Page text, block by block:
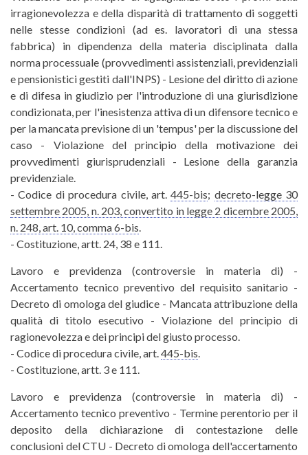
irragionevolezza e della disparità di trattamento di soggetti
nelle stesse condizioni (ad es. lavoratori di una stessa
fabbrica) in dipendenza della materia disciplinata dalla
norma processuale (provvedimenti assistenziali, previdenziali
e pensionistici gestiti dall'INPS) - Lesione del diritto di azione
e di difesa in giudizio per l'introduzione di una giurisdizione
condizionata, per l'inesistenza attiva di un difensore tecnico e
per la mancata previsione di un 'tempus' per la discussione del
caso - Violazione del principio della motivazione dei
provvedimenti giurisprudenziali - Lesione della garanzia
previdenziale.
- Codice di procedura civile, art.445-bis; decreto-legge 30
settembre 2005, n. 203, convertito in legge 2 dicembre 2005,
n. 248, art. 10, comma 6-bis.
- Costituzione, artt. 24, 38 e 111.
Lavoro e previdenza (controversie in materia di) -
Accertamento tecnico preventivo del requisito sanitario -
Decreto di omologa del giudice - Mancata attribuzione della
qualità di titolo esecutivo - Violazione del principio di
ragionevolezza e dei principi del giusto processo.
- Codice di procedura civile, art.445-bis.
- Costituzione, artt. 3 e 111.
Lavoro e previdenza (controversie in materia di) -
Accertamento tecnico preventivo - Termine perentorio per il
deposito della dichiarazione di contestazione delle
conclusioni del CTU - Decreto di omologa dell'accertamento